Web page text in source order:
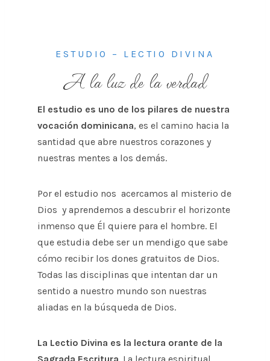
ESTUDIO – LECTIO DIVINA
A la luz de la verdad
El estudio es uno de los pilares de nuestra
vocación dominicana, es el camino hacia la
santidad que abre nuestros corazones y
nuestras mentes a los demás.
Por el estudio nos acercamos al misterio de
Dios y aprendemos a descubrir el horizonte
inmenso que Él quiere para el hombre. El
que estudia debe ser un mendigo que sabe
cómo recibir los dones gratuitos de Dios.
Todas las disciplinas que intentan dar un
sentido a nuestro mundo son nuestras
aliadas en la búsqueda de Dios.
La Lectio Divina es la lectura orante de la